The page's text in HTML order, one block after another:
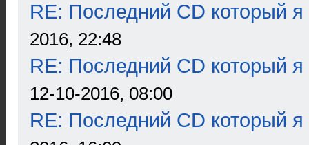
RE: Последний CD который я
2016, 22:48
RE: Последний CD который я
12-10-2016, 08:00
RE: Последний CD который я